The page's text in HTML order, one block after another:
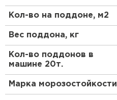
Кол-во на поддоне, м2
Вес поддона, кг
Кол-во поддонов в
машине 20т.
Марка морозостойкости